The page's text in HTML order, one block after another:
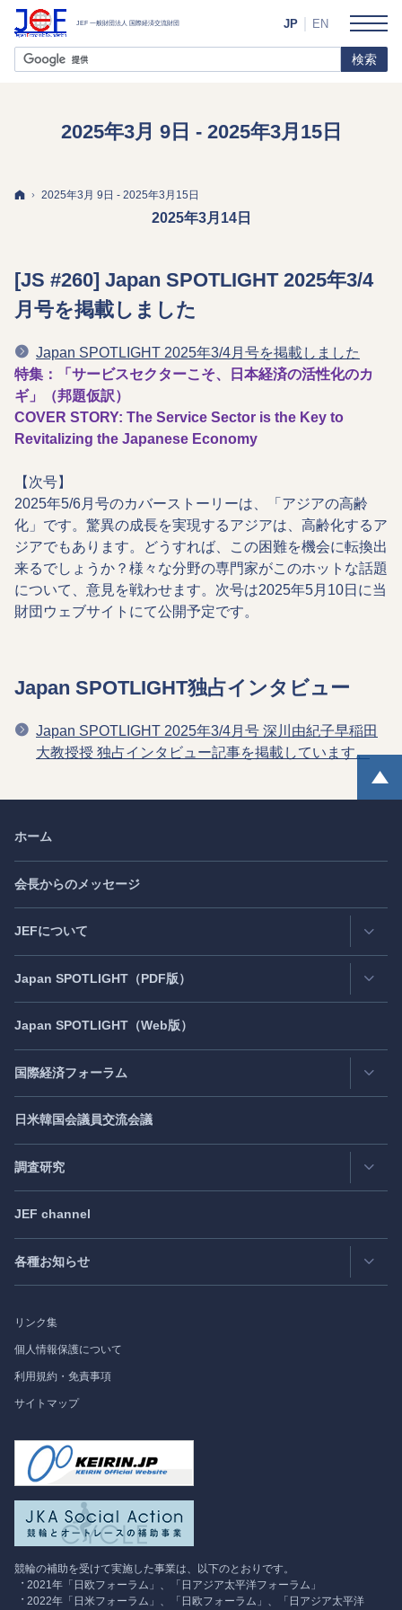
2025年3月 9日 - 2025年3月15日
ホーム
2025年3月 9日 - 2025年3月15日
2025年3月14日
[JS #260] Japan SPOTLIGHT 2025年3/4
月号を掲載しました
Japan SPOTLIGHT 2025年3/4月号を掲載しました
特集：「サービスセクターこそ、日本経済の活性化のカ
ギ」（邦題仮訳）
COVER STORY: The Service Sector is the Key to
Revitalizing the Japanese Economy
【次号】
2025年5/6月号のカバーストーリーは、「アジアの高齢
化」です。驚異の成長を実現するアジアは、高齢化するア
ジアでもあります。どうすれば、この困難を機会に転換出
来るでしょうか？様々な分野の専門家がこのホットな話題
について、意見を戦わせます。次号は2025年5月10日に当
財団ウェブサイトにて公開予定です。
Japan SPOTLIGHT独占インタビュー
Japan SPOTLIGHT 2025年3/4月号 深川由紀子早稲田
大教授授 独占インタビュー記事を掲載しています。
JP EN
ホーム
会長からのメッセージ
JEFについて
連絡先・所在地
活動評価
Japan SPOTLIGHT （PDF版）
Latest Issue- 最新号
Back Number
Publisher's Note- パブリッシャーズノート
Exclusive Interview
Japan SPOTLIGHT （Web版）
国際経済フォーラム
日アジア太平洋フォーラム
日米フォーラム
日欧フォーラム
過去の実績
日米韓国会議員交流会議
調査研究
研究会
出版物
受託事業
JEF channel
各種お知らせ
フォーラム情報
調査研究
リンク集
個人情報保護について
利用規約・免責事項
サイトマップ
競輪の補助を受けて実施した事業は、以下のとおりです。
2021年「日欧フォーラム」、「日アジア太平洋フォーラム」
2022年「日米フォーラム」、「日欧フォーラム」、「日アジア太平洋